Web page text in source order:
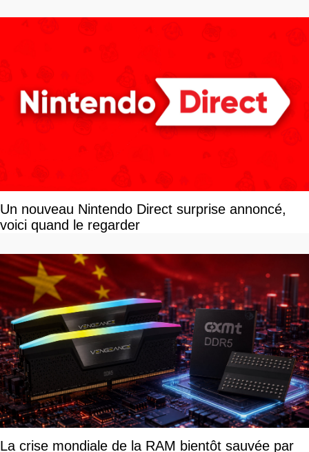
Un nouveau Nintendo Direct surprise annoncé,
voici quand le regarder
La crise mondiale de la RAM bientôt sauvée par